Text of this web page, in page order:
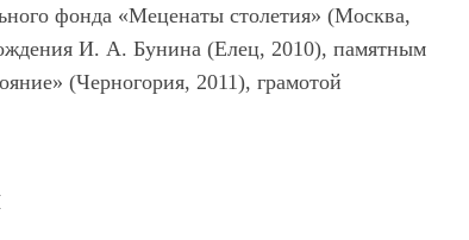
фонда «Меценаты столетия» (Москва,
И. А. Бунина (Елец, 2010), памятным
(Черногория, 2011), грамотой